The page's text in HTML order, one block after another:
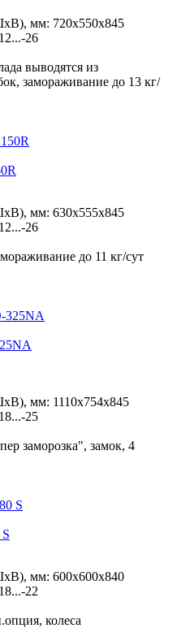
мм: 720х550х845
26
выводятся из
замораживание до 13 кг/
мм: 630х555х845
26
до 11 кг/сут
мм: 1110х754х845
25
заморозка", замок, 4
мм: 600х600х840
22
колеса